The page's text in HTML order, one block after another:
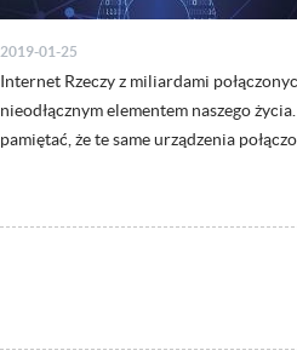
2019-01-25
Internet Rzeczy z miliardami
nieodłącznym elementem naszego
pamiętać, że te same urządzenia